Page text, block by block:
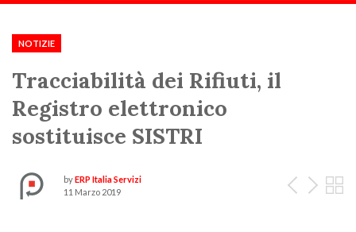
Scorri:Home Notizie ed Eventi 2019 Marzo Tracciabilità dei Rifiuti, il
NOTIZIE
Tracciabilità dei Rifiuti, il
Registro elettronico
sostituisce SISTRI
byERP Italia Servizi
11 Marzo 2019